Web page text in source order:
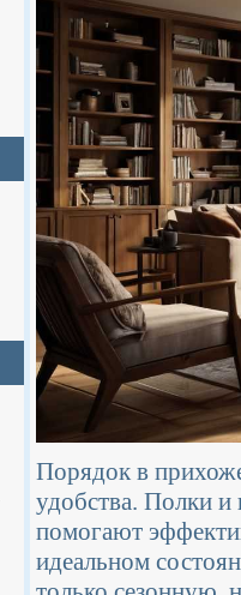
Порядок в
удобства. Полки
помогают
идеальном